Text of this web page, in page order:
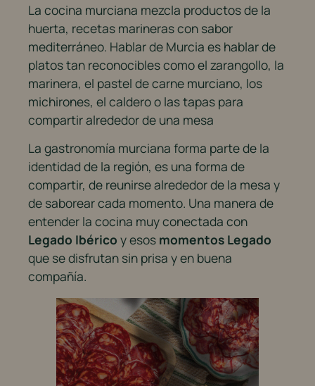
La cocina murciana mezcla productos de la
huerta, recetas marineras con sabor
mediterráneo. Hablar de Murcia es hablar de
platos tan reconocibles como el zarangollo, la
marinera, el pastel de carne murciano, los
michirones, el caldero o las tapas para
compartir alrededor de una mesa
La gastronomía murciana forma parte de la
identidad de la región, es una forma de
compartir, de reunirse alrededor de la mesa y
de saborear cada momento. Una manera de
entender la cocina muy conectada con
Legado Ibérico y esos momentos Legado
que se disfrutan sin prisa y en buena
compañía.